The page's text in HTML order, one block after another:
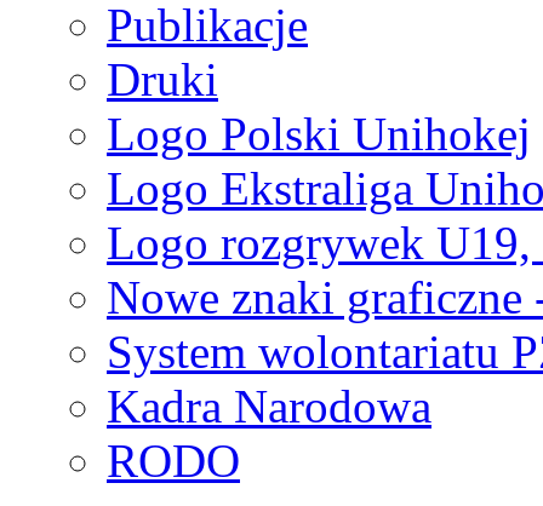
Publikacje
Druki
Logo Polski Unihokej
Logo Ekstraliga
Logo rozgrywek
Nowe znaki graficzne
System wolontariatu
Kadra Narodowa
RODO